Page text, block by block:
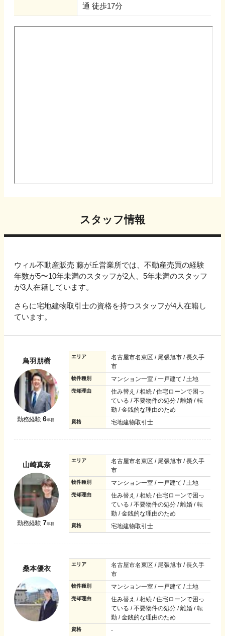
通 徒歩17分
スタッフ情報
ウィル不動産販売 藤が丘営業所では、不動産売買の経験
年数が5〜10年未満のスタッフが2人、5年未満のスタッフ
が3人在籍しています。
さらに宅地建物取引士の資格を持つスタッフが4人在籍し
ています。
鳥羽朋樹
勤務経験 6年目
エリア
名古屋市名東区 / 尾張旭市 / 長久手
市
物件種別 マンション一室 / 一戸建て / 土地
売却理由
住み替え / 相続 / 住宅ローンで困っ
ている / 不要物件の処分 / 離婚 / 転
勤 / 金銭的な理由のため
資格 宅地建物取引士
山崎真奈
勤務経験 7年目
エリア
名古屋市名東区 / 尾張旭市 / 長久手
市
物件種別 マンション一室 / 一戸建て / 土地
売却理由
住み替え / 相続 / 住宅ローンで困っ
ている / 不要物件の処分 / 離婚 / 転
勤 / 金銭的な理由のため
資格 宅地建物取引士
桑本優衣
エリア
名古屋市名東区 / 尾張旭市 / 長久手
市
物件種別 マンション一室 / 一戸建て / 土地
売却理由
住み替え / 相続 / 住宅ローンで困っ
ている / 不要物件の処分 / 離婚 / 転
勤 / 金銭的な理由のため
資格 -